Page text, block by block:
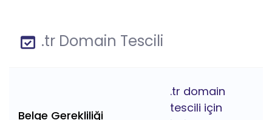
.tr Domain Tescili
Belge Gerekliliği
.tr domain
tescili için